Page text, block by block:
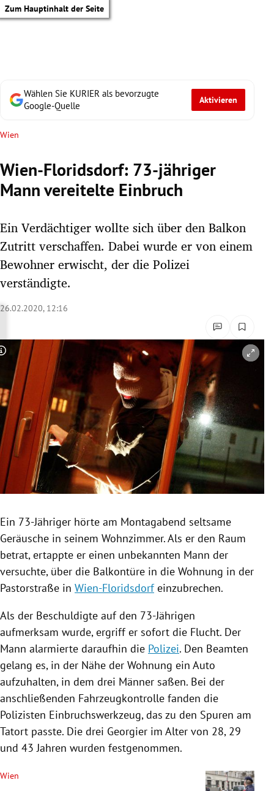
Zum Hauptinhalt der Seite
Untermenü
Untermenü
Untermenü
Untermenü
Untermenü
Untermenü
Untermenü
Untermenü
Untermenü
Untermenü
Wählen Sie KURIER als bevorzugte
Google-Quelle
Aktivieren
Wien
Wien-Floridsdorf: 73-jähriger
Mann vereitelte Einbruch
Ein Verdächtiger wollte sich über den Balkon
Zutritt verschaffen. Dabei wurde er von einem
Bewohner erwischt, der die Polizei
verständigte.
26.02.2020, 12:16
Copyright-Hinweis öffnen/schließen
Ein 73-Jähriger hörte am Montagabend seltsame
Geräusche in seinem Wohnzimmer. Als er den Raum
betrat, ertappte er einen unbekannten Mann der
versuchte, über die Balkontüre in die Wohnung in der
Pastorstraße in Wien-Floridsdorfeinzubrechen.
Als der Beschuldigte auf den 73-Jährigen
aufmerksam wurde, ergriff er sofort die Flucht. Der
Mann alarmierte daraufhin die Polizei. Den Beamten
gelang es, in der Nähe der Wohnung ein Auto
aufzuhalten, in dem drei Männer saßen. Bei der
anschließenden Fahrzeugkontrolle fanden die
Polizisten Einbruchswerkzeug, das zu den Spuren am
Tatort passte. Die drei Georgier im Alter von 28, 29
und 43 Jahren wurden festgenommen.
Wien